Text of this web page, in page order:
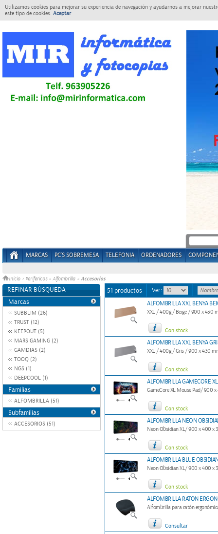
Utilizamos cookies para mejorar su experiencia de navegación y ayudarnos a mejorar
este tipo de cookies. Aceptar
MARCAS PC'S SOBREMESA TELEFONIA ORDENADORES
Inicio > Perifericos » Alfombrilla » Accesorios
REFINAR BÚSQUEDA
Marcas
SUBBLIM (26)
TRUST (12)
KEEPOUT (5)
MARS GAMING (2)
GAMDIAS (2)
TOOQ (2)
NGS (1)
DEEPCOOL (1)
Familias
ALFOMBRILLA (51)
Subfamilias
ACCESORIOS (51)
51 productos Ver:
ALFOMBRILLA XXL BENYA
XXL / 400g / Beige / 900 x 430
Con stock
ALFOMBRILLA XXL BENYA
XXL / 400g / Gris / 900 x 430
Con stock
ALFOMBRILLA GAMECORE
GameCore XL Mouse Pad/ 900
Con stock
ALFOMBRILLA NEON
Neon Obsidian XL/ 900 x 400 x
Con stock
ALFOMBRILLA BLUE
Neon Obsidian XL/ 900 x 400 x
Con stock
ALFOMBRILLA RATON
Alfombrilla para ratón
Consultar